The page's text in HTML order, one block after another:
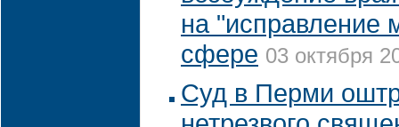
на "исправление
сфере 03 октября
Суд в Перми